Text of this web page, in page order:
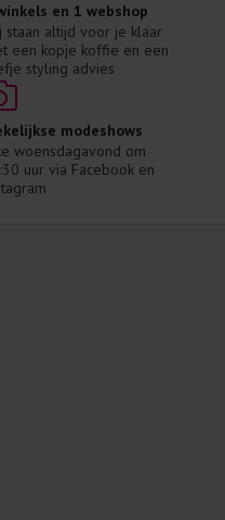
en 1 webshop
staan altijd voor je klaar
een kopje koffie en een
styling advies
modeshows
woensdagavond om
uur via Facebook en